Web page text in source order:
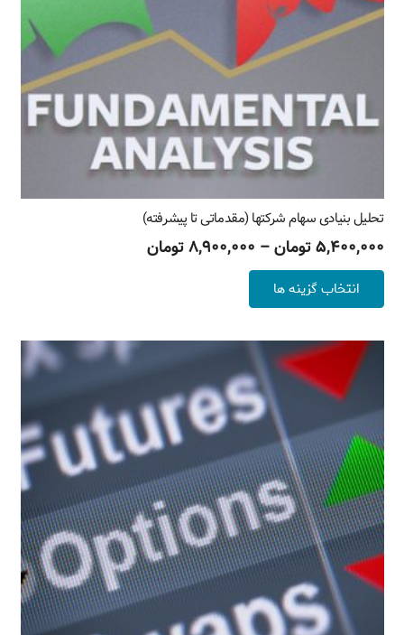
تحلیل بنیادی سهام شرکتها (مقدماتی تا پیشرفته)
۵,۴۰۰,۰۰۰تومان– ۸,۹۰۰,۰۰۰تومانPrice
۵,۴۰۰,۰۰۰ تومان
انتخاب گزینه ها
انواع
می
باشد.
گزینه
ها
ممکن
است
در
صفحه
محصول
انتخاب
شوند